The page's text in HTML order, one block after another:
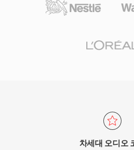
질을 달성하고 동일 레이트에서
되어 있습니다. WhatsApp,
차세대 오디오